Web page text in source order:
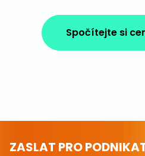
Spočítejte si
ZASLAT PRO